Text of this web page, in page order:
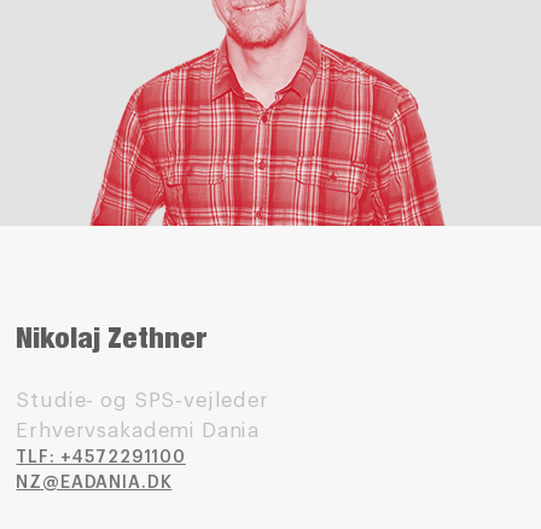
Nikolaj Zethner
Studie- og SPS-vejleder
Erhvervsakademi Dania
TLF: +4572291100
NZ@EADANIA.DK